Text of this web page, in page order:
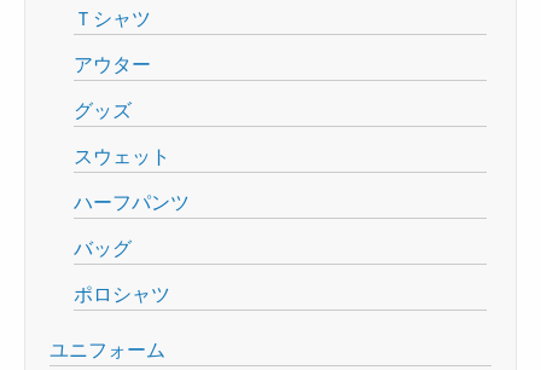
Ｔシャツ
アウター
グッズ
スウェット
ハーフパンツ
バッグ
ポロシャツ
ユニフォーム